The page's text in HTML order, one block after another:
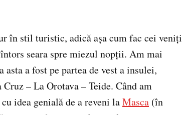
în stil turistic, adică așa cum fac cei veniți
seara spre miezul nopții. Am mai
asta a fost pe partea de vest a insulei,
– La Orotava – Teide. Când am
idea genială de a reveni laMasca (în